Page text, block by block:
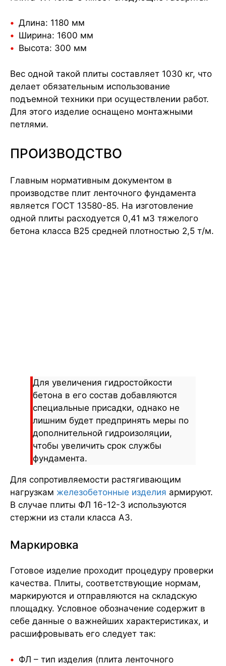
Длина: 1180 мм
Ширина: 1600 мм
Высота: 300 мм
Вес одной такой плиты составляет 1030 кг, что
делает обязательным использование
подъемной техники при осуществлении работ.
Для этого изделие оснащено монтажными
петлями.
ПРОИЗВОДСТВО
Главным нормативным документом в
производстве плит ленточного фундамента
является ГОСТ 13580-85. На изготовление
одной плиты расходуется 0,41 м3 тяжелого
бетона класса B25 средней плотностью 2,5 т/м.
Для увеличения гидростойкости
бетона в его состав добавляются
специальные присадки, однако не
лишним будет предпринять меры по
дополнительной гидроизоляции,
чтобы увеличить срок службы
фундамента.
Для сопротивляемости растягивающим
нагрузкам железобетонные изделия армируют.
В случае плиты ФЛ 16-12-3 используются
стержни из стали класса А3.
Маркировка
Готовое изделие проходит процедуру проверки
качества. Плиты, соответствующие нормам,
маркируются и отправляются на складскую
площадку. Условное обозначение содержит в
себе данные о важнейших характеристиках, и
расшифровывать его следует так:
ФЛ – тип изделия (плита ленточного